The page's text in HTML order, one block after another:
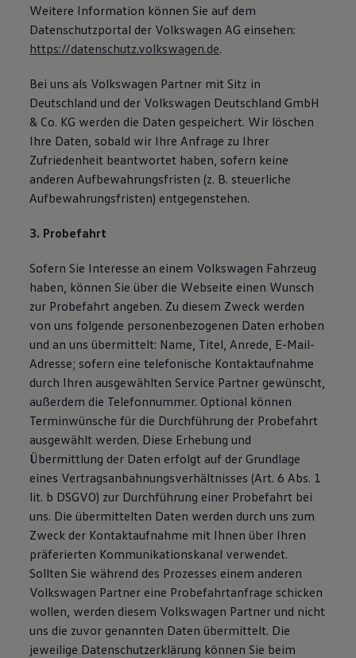
Weitere Information können Sie auf dem
Datenschutzportal der Volkswagen AG einsehen:
https://datenschutz.volkswagen.de.
Bei uns als Volkswagen Partner mit Sitz in
Deutschland und der Volkswagen Deutschland GmbH
& Co. KG werden die Daten gespeichert. Wir löschen
Ihre Daten, sobald wir Ihre Anfrage zu Ihrer
Zufriedenheit beantwortet haben, sofern keine
anderen Aufbewahrungsfristen (z. B. steuerliche
Aufbewahrungsfristen) entgegenstehen.
3. Probefahrt
Sofern Sie Interesse an einem Volkswagen Fahrzeug
haben, können Sie über die Webseite einen Wunsch
zur Probefahrt angeben. Zu diesem Zweck werden
von uns folgende personenbezogenen Daten erhoben
und an uns übermittelt: Name, Titel, Anrede, E-Mail-
Adresse; sofern eine telefonische Kontaktaufnahme
durch Ihren ausgewählten Service Partner gewünscht,
außerdem die Telefonnummer. Optional können
Terminwünsche für die Durchführung der Probefahrt
ausgewählt werden. Diese Erhebung und
Übermittlung der Daten erfolgt auf der Grundlage
eines Vertragsanbahnungsverhältnisses (Art. 6 Abs. 1
lit. b DSGVO) zur Durchführung einer Probefahrt bei
uns. Die übermittelten Daten werden durch uns zum
Zweck der Kontaktaufnahme mit Ihnen über Ihren
präferierten Kommunikationskanal verwendet.
Sollten Sie während des Prozesses einem anderen
Volkswagen Partner eine Probefahrtanfrage schicken
wollen, werden diesem Volkswagen Partner und nicht
uns die zuvor genannten Daten übermittelt. Die
jeweilige Datenschutzerklärung können Sie beim